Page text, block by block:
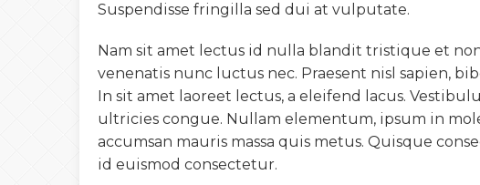
Suspendisse fringilla sed dui at vulputate.
Nam sit amet lectus id nulla blandit tristique et
venenatis nunc luctus nec. Praesent nisl sapien,
In sit amet laoreet lectus, a eleifend lacus.
ultricies congue. Nullam elementum, ipsum in
accumsan mauris massa quis metus. Quisque
id euismod consectetur.